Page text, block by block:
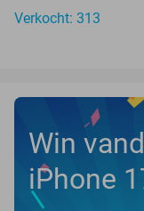
Verkocht: 313
Win
iPhone